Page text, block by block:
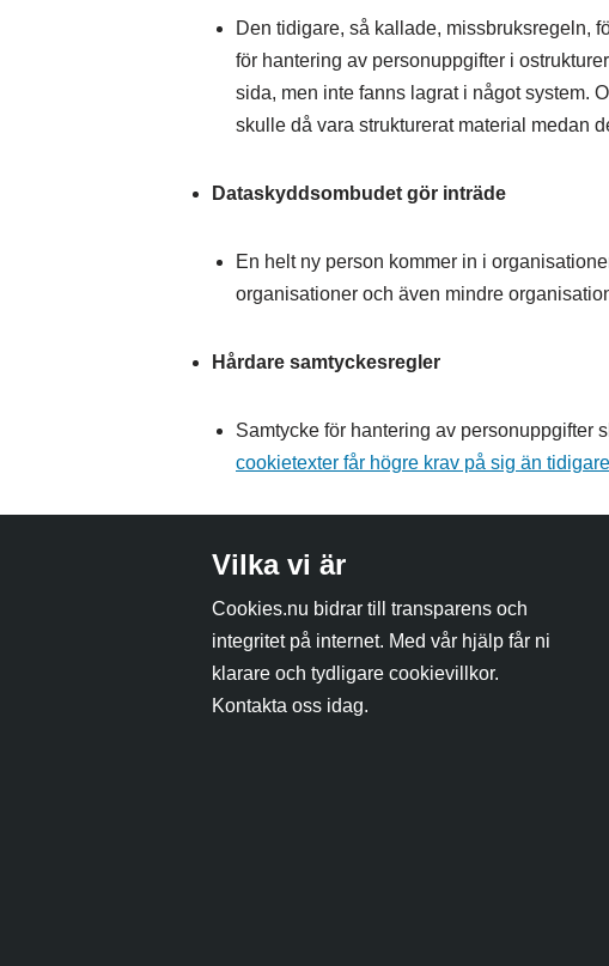
Den tidigare, så kallade, missbruksregeln,
för hantering av personuppgifter i
sida, men inte fanns lagrat i något system.
skulle då vara strukturerat material medan
Dataskyddsombudet gör inträde
En helt ny person kommer in i
organisationer och även mindre
Hårdare samtyckesregler
Samtycke för hantering av personuppgifter
cookietexter får högre krav på sig än
Vilka vi är
Cookies.nu bidrar till transparens och
integritet på internet. Med vår hjälp får ni
klarare och tydligare cookievillkor.
Kontakta oss idag.